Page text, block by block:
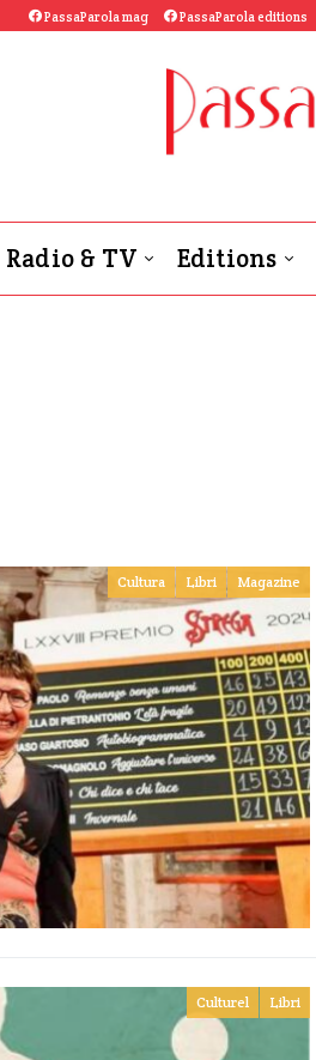
PassaParola mag PassaParola editions
Radio & TV Editions
Cultura Libri Magazine
Culturel Libri